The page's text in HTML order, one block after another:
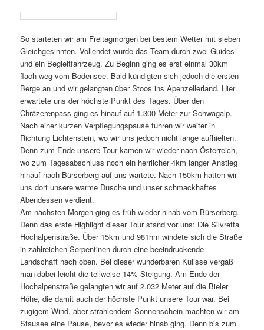
So starteten wir am Freitagmorgen bei bestem Wetter mit sieben
Gleichgesinnten. Vollendet wurde das Team durch zwei Guides
und ein Begleitfahrzeug. Zu Beginn ging es erst einmal 30km
flach weg vom Bodensee. Bald kündigten sich jedoch die ersten
Berge an und wir gelangten über Stoos ins Apenzellerland. Hier
erwartete uns der höchste Punkt des Tages. Über den
Chräzerenpass ging es hinauf auf 1.300 Meter zur Schwägalp.
Nach einer kurzen Verpflegungspause fuhren wir weiter in
Richtung Lichtenstein, wo wir uns jedoch nicht lange aufhielten.
Denn zum Ende unsere Tour kamen wir wieder nach Österreich,
wo zum Tagesabschluss noch ein herrlicher 4km langer Anstieg
hinauf nach Bürserberg auf uns wartete. Nach 150km hatten wir
uns dort unsere warme Dusche und unser schmackhaftes
Abendessen verdient.
Am nächsten Morgen ging es früh wieder hinab vom Bürserberg.
Denn das erste Highlight dieser Tour stand vor uns: Die Silvretta
Hochalpenstraße. Über 15km und 981hm windete sich die Straße
in zahlreichen Serpentinen durch eine beeindruckende
Landschaft nach oben. Bei dieser wunderbaren Kulisse vergaß
man dabei leicht die teilweise 14% Steigung. Am Ende der
Hochalpenstraße gelangten wir auf 2.032 Meter auf die Bieler
Höhe, die damit auch der höchste Punkt unsere Tour war. Bei
zugigem Wind, aber strahlendem Sonnenschein machten wir am
Stausee eine Pause, bevor es wieder hinab ging. Denn bis zum